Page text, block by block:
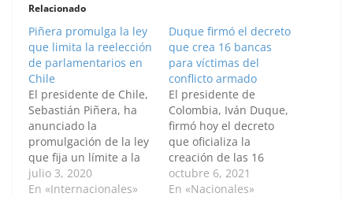
Relacionado
Piñera promulga la ley
que limita la reelección
de parlamentarios en
Chile
El presidente de Chile,
Sebastián Piñera, ha
anunciado la
promulgación de la ley
que fija un límite a la
reelección de
senadores, diputados,
julio 3, 2020
En «Internacionales»
Duque firmó el decreto
que crea 16 bancas
para víctimas del
conflicto armado
El presidente de
Colombia, Iván Duque,
firmó hoy el decreto
que oficializa la
creación de las 16
bancas en el Congreso
para las víctimas del
octubre 6, 2021
En «Nacionales»